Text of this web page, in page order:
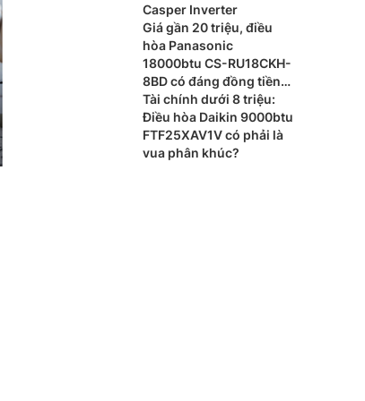
Casper Inverter
Giá gần 20 triệu, điều
hòa Panasonic
18000btu CS-RU18CKH-
8BD có đáng đồng tiền
bát gạo?
Tài chính dưới 8 triệu:
Điều hòa Daikin 9000btu
FTF25XAV1V có phải là
vua phân khúc?